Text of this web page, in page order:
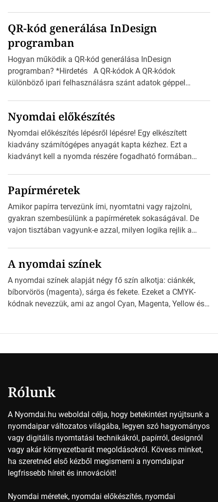
mutatja az A4-es papírlaphoz viszonyítva. Az amerikai és
észak-amerikai boríték méretére az ISO 216 nem
vonatkozik. Boríték méretének táblázata C0-tól […]
QR-kód generálása InDesign
programban
Hogyan működik a QR-kód generálása InDesign
programban? *Hirdetés A QR-kódok A QR-kódok
különböző ipari felhasználásra szánt adatok géppel
okostelefonjára telepíthet egy QR-kód-leolvasó
alkalmazást, ami leolvasni és dekódolni képes az URL-
információt és átirányítja a telefon böngészőjét a cég
weblapjára. A QR-kód beolvasása után a felhasználó
Nyomdai előkészítés
Nyomdai előkészítés lépésről lépésre! Egy elkészített
kiadvány számítógépes anyagát kapta kézhez. Ezt a
kiadványt kell a nyomda részére fogadható formában
Illustratorban készült vektorgrafika. *Hirdetés Minden
esetben konzultáljunk a nyomdával, mielőtt elkezdjük a
nyomdai előkészítést!Nehogy az elkészült munka után
derüljön ki, hogy valamit másképp kellett volna csinálni! […]
Papírméretek
Amikor papírra tervezünk írni, nyomtatni vagy rajzolni,
gyakran szembesülünk a papírméretek sokaságával. De
vajon tisztában vagyunk-e azzal, milyen logika rejlik a
*Hirdetés Ebben a cikkben a papírméretek izgalmas
világába kalauzolunk el téged, hogy jobban megértsd,
milyen szempontok alapján érdemes választanod a
jövőben. Bevezetés a papírméretek világába A […]
A nyomdai színek
A nyomdai színek alapját négy fő szín alkotja: ciánkék,
bíborvörös (magenta), sárga és fekete. Ezeket a CMYK-
kódnak nevezzük, ami az angol Cyan, Magenta, Yellow és
Rólunk
A Nyomdai.hu weboldal célja, hogy betekintést nyújtsunk a
nyomdaipar változatos világába, legyen szó hagyományos
vagy digitális nyomtatási technikákról, papírról, designról
vagy akár környezetbarát megoldásokról. Kövess minket,
ha szeretnéd első kézből megismerni a nyomdaipar
legfrissebb híreit és innovációit!
Nyomdai méretek, nyomdai előkészítés, nyomdai